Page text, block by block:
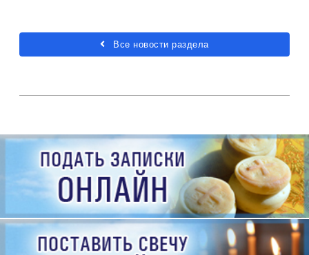
Все новости раздела